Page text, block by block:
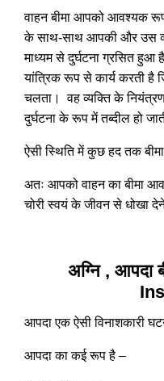
वाहन बीमा आपको आवश्यक
के साथ-साथ आपकी और उस
माध्यम से दुर्घटना ग्रसित
यांत्रिक रूप से कार्य करती है
चलता। वह व्यक्ति के
दुर्घटना के रूप में तब्दील हो
ऐसी स्थिति में कुछ हद तक
अतः आपको वाहन का बीमा
चोरी स्वयं के जीवन से धोखा
अग्नि , आपदा
आपदा एक ऐसी विनाशकारी
आपदा का कई रूप है –